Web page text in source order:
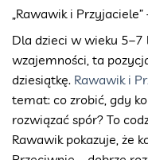
„Rawawik i
Dla dzieci w wieku 5–7
wzajemności, ta
dziesiątkę. Rawawik i
temat: co zrobić, gdy
rozwiązać spór? To
Rawawik pokazuje, że